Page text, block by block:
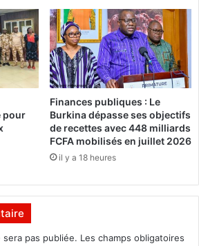
pour
Finances publiques : Le
Burkina dépasse ses objectifs
de recettes avec 448 milliards
FCFA mobilisés en juillet 2026
il y a 18 heures
pas publiée. Les champs obligatoires